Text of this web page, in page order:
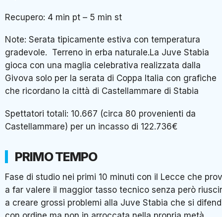
Recupero: 4 min pt – 5 min st
Note: Serata tipicamente estiva con temperatura
gradevole. Terreno in erba naturale.La Juve Stabia
gioca con una maglia celebrativa realizzata dalla
Givova solo per la serata di Coppa Italia con grafiche
che ricordano la città di Castellammare di Stabia
Spettatori totali: 10.667 (circa 80 provenienti da
Castellammare) per un incasso di 122.736€
PRIMO TEMPO
Fase di studio nei primi 10 minuti con il Lecce che
a far valere il maggior tasso tecnico senza però
a creare grossi problemi alla Juve Stabia che si